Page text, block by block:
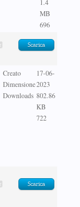
1.4
MB
696
Scarica
Creato
Dimensione
Downloads
17-06-
2023
802.86
KB
722
Scarica